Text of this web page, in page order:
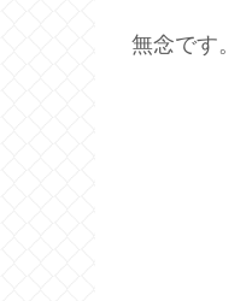
無念です。